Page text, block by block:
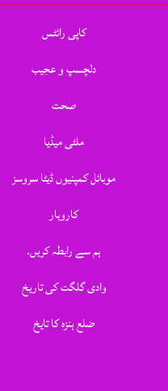
کاپی رائٹس
دلچسپ و عجیب
صحت
ملٹی میڈیا
موبائل کمپنیوں ڈیٹا سروسز
کاروبار
ہم سے رابطہ کریں.
وادی گلگت کی تاریخ
ضلع ہنزہ کا تایخ